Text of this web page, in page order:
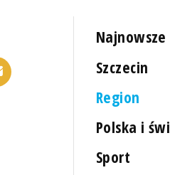
Najnowsze
Szczecin
Region
Polska i
Sport